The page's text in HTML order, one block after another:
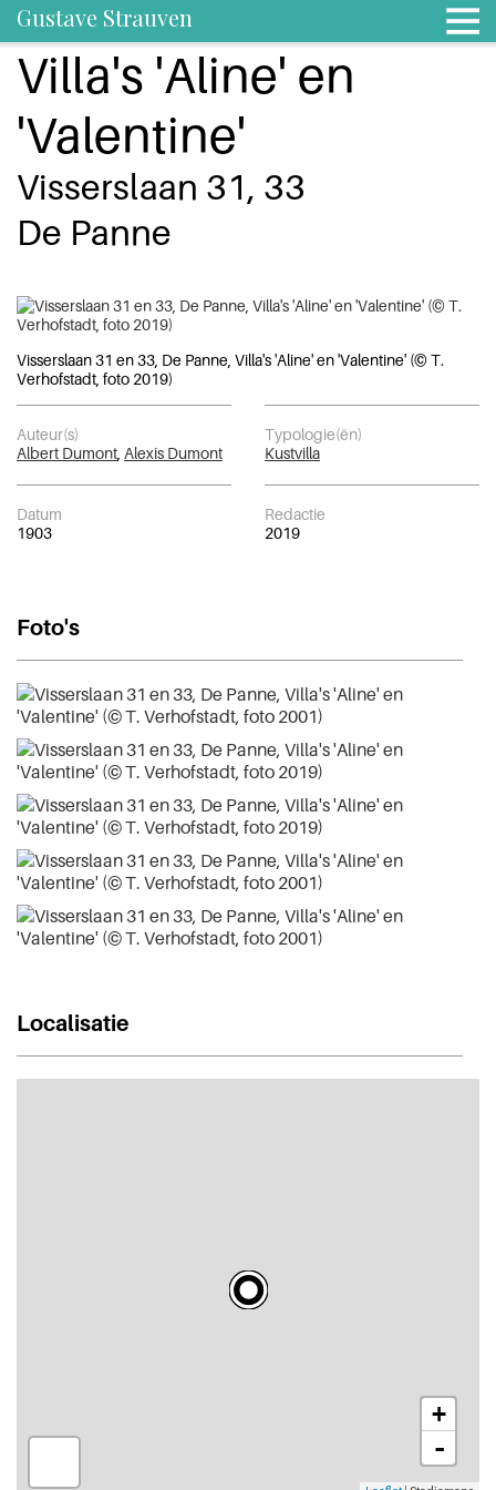
Gustave Strauven
Villa's 'Aline' en
'Valentine'
Visserslaan 31, 33
De Panne
Visserslaan 31 en 33, De Panne, Villa's 'Aline' en 'Valentine' (© T.
Verhofstadt, foto 2019)
Auteur(s)
Albert Dumont Alexis Dumont
Typologie(ën)
Kustvilla
Datum
1903
Redactie
2019
Foto's
Localisatie
+
-